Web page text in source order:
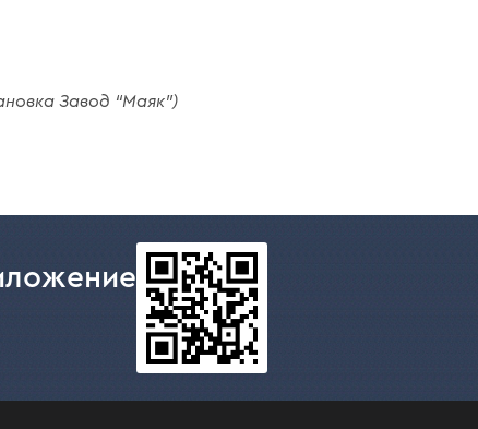
Завод “Маяк”)